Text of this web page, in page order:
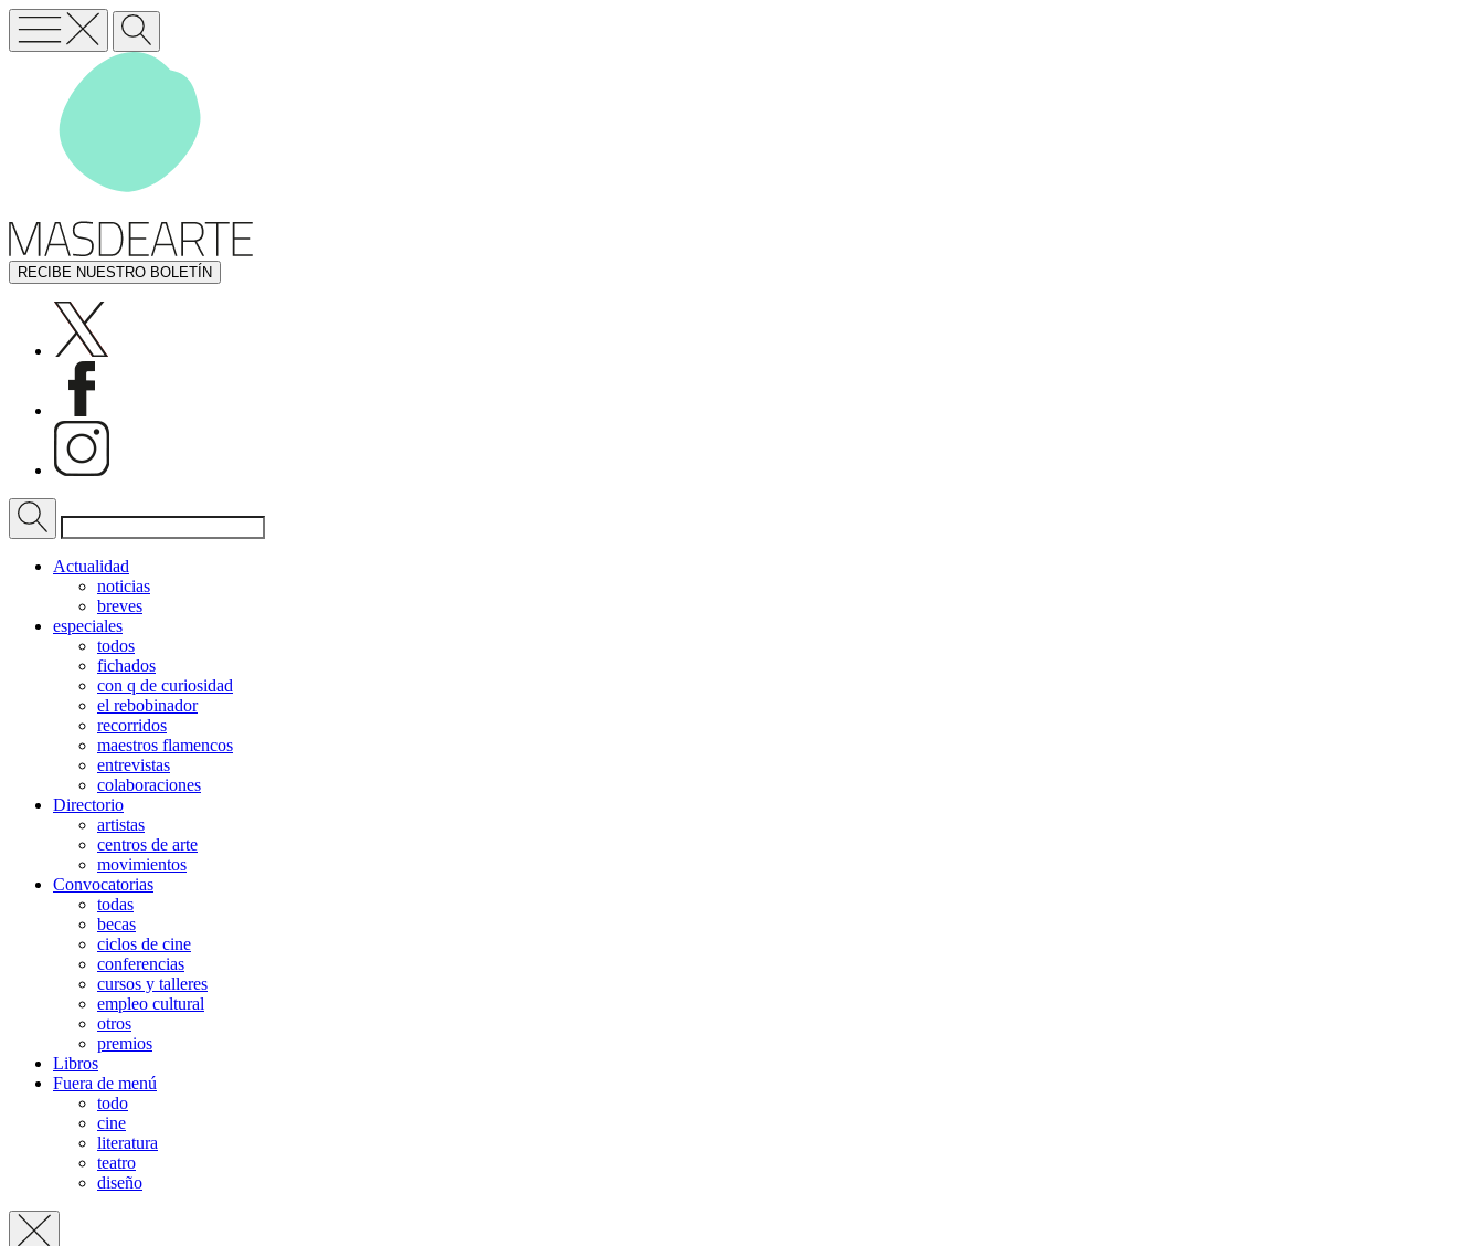
RECIBE NUESTRO BOLETÍN
Actualidad
noticias
breves
especiales
todos
fichados
con q de curiosidad
el rebobinador
recorridos
maestros flamencos
entrevistas
colaboraciones
Directorio
artistas
centros de arte
movimientos
Convocatorias
todas
becas
ciclos de cine
conferencias
cursos y talleres
empleo cultural
otros
premios
Libros
Fuera de menú
todo
cine
literatura
teatro
diseño